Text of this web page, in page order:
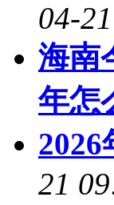
04-
海南
年怎
21